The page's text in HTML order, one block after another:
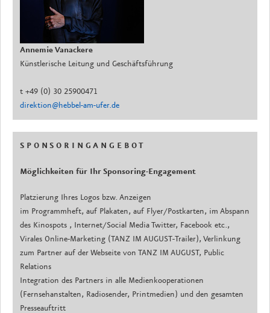
Annemie Vanackere
Künstlerische Leitung und Geschäftsführung
t +49 (0) 30 25900471
direktion@hebbel-am-ufer.de
S P O N S O R I N G A N G E B O T
Möglichkeiten für Ihr Sponsoring-Engagement
Platzierung Ihres Logos bzw. Anzeigen
im Programmheft, auf Plakaten, auf Flyer/Postkarten, im Abspann
des Kinospots , Internet/Social Media Twitter, Facebook etc.,
Virales Online-Marketing (TANZ IM AUGUST-Trailer), Verlinkung
zum Partner auf der Webseite von TANZ IM AUGUST, Public
Relations
Integration des Partners in alle Medienkooperationen
(Fernsehanstalten, Radiosender, Printmedien) und den gesamten
Presseauftritt